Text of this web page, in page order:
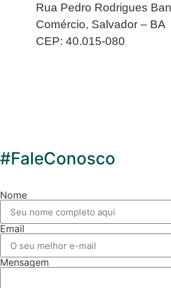
Rua Pedro Rodrigues
Comércio, Salvador – BA
CEP: 40.015-080
#FaleConosco
Nome
Email
Mensagem